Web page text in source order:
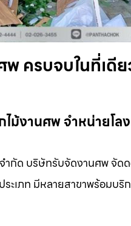
ครบจบในที่เดี
งานศพ จำหน่ายโล
ด บริษัทรับจัดงานศพ จัดด
ะเภท มีหลายสาขาพร้อมบริ